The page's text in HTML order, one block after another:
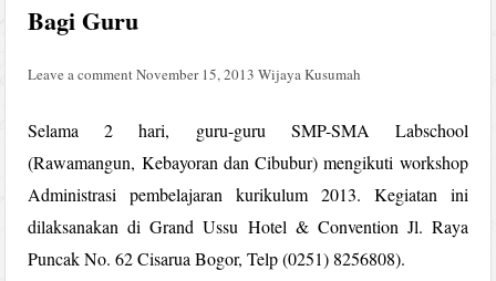
Bagi Guru
Leave a comment November 15, 2013 Wijaya Kusumah
Selama 2 hari, guru-guru SMP-SMA Labschool
(Rawamangun, Kebayoran dan Cibubur) mengikuti workshop
Administrasi pembelajaran kurikulum 2013. Kegiatan ini
dilaksanakan di Grand Ussu Hotel & Convention Jl. Raya
Puncak No. 62 Cisarua Bogor, Telp (0251) 8256808).